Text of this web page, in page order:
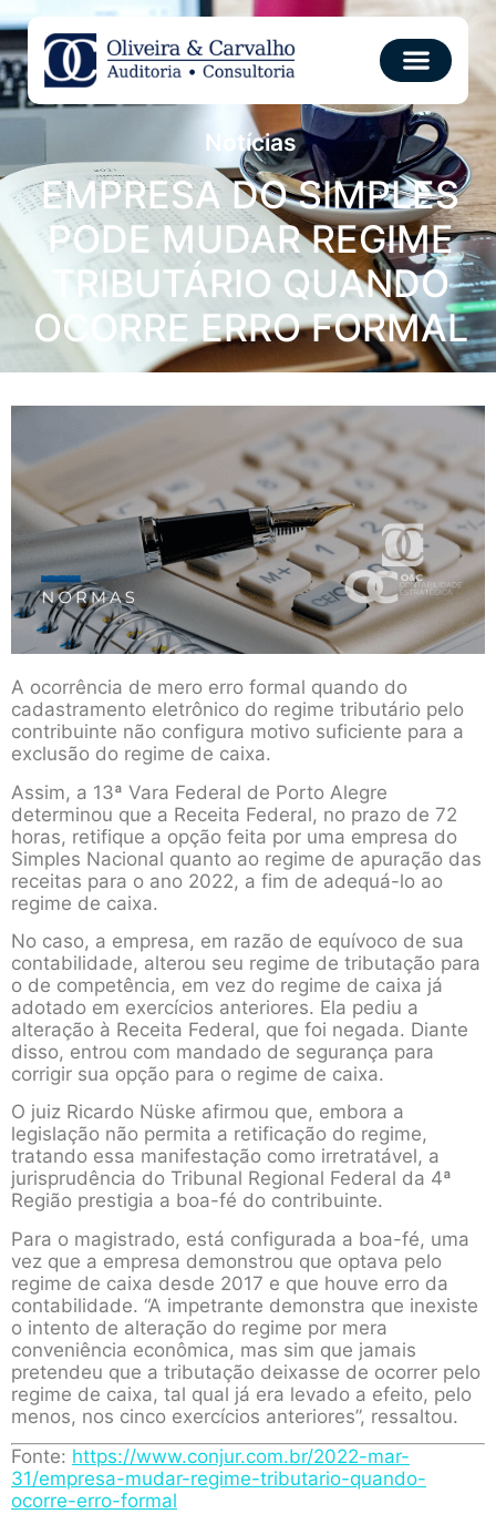
Notícias
EMPRESA DO SIMPLES
PODE MUDAR REGIME
TRIBUTÁRIO QUANDO
OCORRE ERRO FORMAL
A ocorrência de mero erro formal quando do
cadastramento eletrônico do regime tributário pelo
contribuinte não configura motivo suficiente para a
exclusão do regime de caixa.
Assim, a 13ª Vara Federal de Porto Alegre
determinou que a Receita Federal, no prazo de 72
horas, retifique a opção feita por uma empresa do
Simples Nacional quanto ao regime de apuração das
receitas para o ano 2022, a fim de adequá-lo ao
regime de caixa.
No caso, a empresa, em razão de equívoco de sua
contabilidade, alterou seu regime de tributação para
o de competência, em vez do regime de caixa já
adotado em exercícios anteriores. Ela pediu a
alteração à Receita Federal, que foi negada. Diante
disso, entrou com mandado de segurança para
corrigir sua opção para o regime de caixa.
O juiz Ricardo Nüske afirmou que, embora a
legislação não permita a retificação do regime,
tratando essa manifestação como irretratável, a
jurisprudência do Tribunal Regional Federal da 4ª
Região prestigia a boa-fé do contribuinte.
Para o magistrado, está configurada a boa-fé, uma
vez que a empresa demonstrou que optava pelo
regime de caixa desde 2017 e que houve erro da
contabilidade. “A impetrante demonstra que inexiste
o intento de alteração do regime por mera
conveniência econômica, mas sim que jamais
pretendeu que a tributação deixasse de ocorrer pelo
regime de caixa, tal qual já era levado a efeito, pelo
menos, nos cinco exercícios anteriores”, ressaltou.
Fonte: https://www.conjur.com.br/2022-mar-
31/empresa-mudar-regime-tributario-quando-
ocorre-erro-formal